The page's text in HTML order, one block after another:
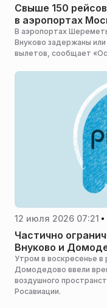
Свыше 150
в аэропортах
В аэропортах
Внуково задержаны
вылетов, сообщает
12 июля 2026 07:21
Частично
Внуково и
Утром в воскресенье в
Домодедово ввели
воздушного
Росавиации.